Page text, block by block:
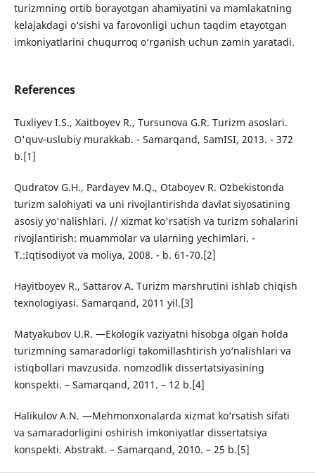
turizmning ortib borayotgan ahamiyatini va mamlakatning
kelajakdagi o‘sishi va farovonligi uchun taqdim etayotgan
imkoniyatlarini chuqurroq o‘rganish uchun zamin yaratadi.
References
Tuxliyev I.S., Xaitboyev R., Tursunova G.R. Turizm asoslari.
O'quv-uslubiy murakkab. - Samarqand, SamISI, 2013. - 372
b.[1]
Qudratov G.H., Pardayev M.Q., Otaboyev R. Oʻzbekistonda
turizm salohiyati va uni rivojlantirishda davlat siyosatining
asosiy yo'nalishlari. // xizmat ko'rsatish va turizm sohalarini
rivojlantirish: muammolar va ularning yechimlari. -
T.:Iqtisodiyot va moliya, 2008. - b. 61-70.[2]
Hayitboyev R., Sattarov A. Turizm marshrutini ishlab chiqish
texnologiyasi. Samarqand, 2011 yil.[3]
Matyakubov U.R. ―Ekologik vaziyatni hisobga olgan holda
turizmning samaradorligi takomillashtirish yo‘nalishlari va
istiqbollari mavzusida. nomzodlik dissertatsiyasining
konspekti. – Samarqand, 2011. – 12 b.[4]
Halikulov A.N. ―Mehmonxonalarda xizmat ko‘rsatish sifati
va samaradorligini oshirish imkoniyatlar dissertatsiya
konspekti. Abstrakt. – Samarqand, 2010. – 25 b.[5]